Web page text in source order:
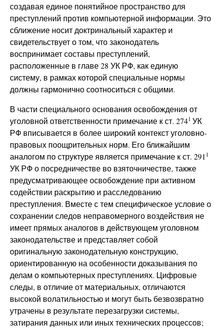
создавая единое понятийное пространство для
преступлений против компьютерной информации. Это
сближение носит доктринальный характер и
свидетельствует о том, что законодатель
воспринимает составы преступлений,
расположенные в главе 28 УК РФ, как единую
систему, в рамках которой специальные нормы
должны гармонично соотноситься с общими.
В части специального основания освобождения от
уголовной ответственности примечание к ст. 2741 УК
РФ вписывается в более широкий контекст уголовно-
правовых поощрительных норм. Его ближайшим
аналогом по структуре является примечание к ст. 291 1
УК РФ о посредничестве во взяточничестве, также
предусматривающее освобождение при активном
содействии раскрытию и расследованию
преступления. Вместе с тем специфическое условие о
сохранении следов неправомерного воздействия не
имеет прямых аналогов в действующем уголовном
законодательстве и представляет собой
оригинальную законодательную конструкцию,
ориентированную на особенности доказывания по
делам о компьютерных преступлениях. Цифровые
следы, в отличие от материальных, отличаются
высокой волатильностью и могут быть безвозвратно
утрачены в результате перезагрузки системы,
затирания данных или иных технических процессов;